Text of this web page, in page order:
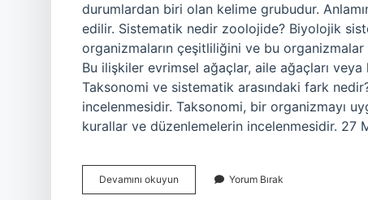
durumlardan biri olan kelime grubudur.
edilir. Sistematik nedir zoolojide? Biyolojik
organizmaların çeşitliliğini ve bu
Bu ilişkiler evrimsel ağaçlar, aile ağaçları
Taksonomi ve sistematik arasındaki fark
incelenmesidir. Taksonomi, bir organizmayı
kurallar ve düzenlemelerin incelenmesidir. 27
Devamını okuyun Sistematik
Bilim
Yorum Bırak